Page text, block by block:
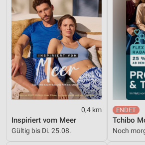
0,4 km
Inspiriert vom Meer
Gültig bis Di. 25.08.
Tchibo
Noch
Werbung
Verwendung von Profilen zur Auswahl
personalisierter Werbung
Erstellung von Profilen zur
von Inhalten
Verwendung von Profilen zur Auswahl
personalisierter Inhalte
Messung der Werbeleistung
Messung der Performance von Inhalten